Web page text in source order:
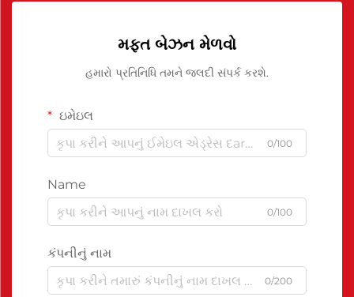
મફત બેઝન મેળવો
હમારો પ્રતિનિધિ તમને જલદી સંપર્ક કરશે.
ઇમેઇલ
0/100
Name
0/100
કંપનીનું નામ
0/200